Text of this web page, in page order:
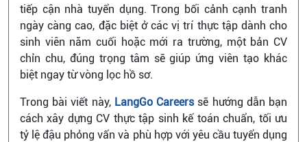
tiếp cận nhà tuyển dụng. Trong bối cảnh cạnh tranh
ngày càng cao, đặc biệt ở các vị trí thực tập dành cho
sinh viên năm cuối hoặc mới ra trường, một bản CV
chỉn chu, đúng trọng tâm sẽ giúp ứng viên tạo khác
biệt ngay từ vòng lọc hồ sơ.
Trong bài viết này, LangGo Careers sẽ hướng dẫn bạn
cách xây dựng CV thực tập sinh kế toán chuẩn, tối ưu
tỷ lệ đậu phỏng vấn và phù hợp với yêu cầu tuyển dụng